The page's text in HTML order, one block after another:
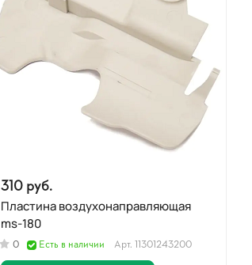
310 руб.
Пластина воздухонаправляющая
ms-180
0 Есть в наличии Арт. 11301243200